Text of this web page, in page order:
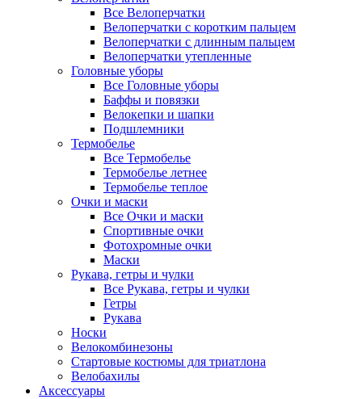
Все Велоперчатки
Велоперчатки с коротким пальцем
Велоперчатки с длинным пальцем
Велоперчатки утепленные
Головные уборы
Все Головные уборы
Баффы и повязки
Велокепки и шапки
Подшлемники
Термобелье
Все Термобелье
Термобелье летнее
Термобелье теплое
Очки и маски
Все Очки и маски
Спортивные очки
Фотохромные очки
Маски
Рукава, гетры и чулки
Все Рукава, гетры и чулки
Гетры
Рукава
Носки
Велокомбинезоны
Стартовые костюмы для триатлона
Велобахилы
Аксессуары